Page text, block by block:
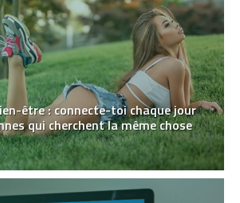
être : connecte-toi chaque jour
qui cherchent la même chose